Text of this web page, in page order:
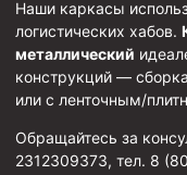
Центраторы
Герметизаторы
Башмаки
Инструмент для
Наши каркасы
логистических хабов.
металлический
конструкций —
или с ленточным/
Обращайтесь за
2312309373, тел. 8